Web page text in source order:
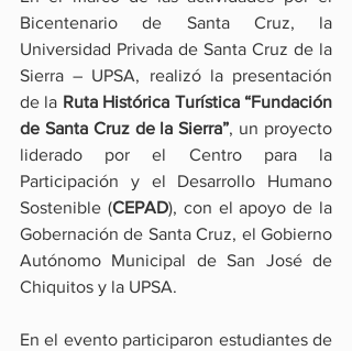
Bicentenario de Santa Cruz, la
Universidad Privada de Santa Cruz de la
Sierra – UPSA, realizó la presentación
de la Ruta Histórica Turística “Fundación
de Santa Cruz de la Sierra”, un proyecto
liderado por el Centro para la
Participación y el Desarrollo Humano
Sostenible (CEPAD), con el apoyo de la
Gobernación de Santa Cruz, el Gobierno
Autónomo Municipal de San José de
Chiquitos y la UPSA.
En el evento participaron estudiantes de